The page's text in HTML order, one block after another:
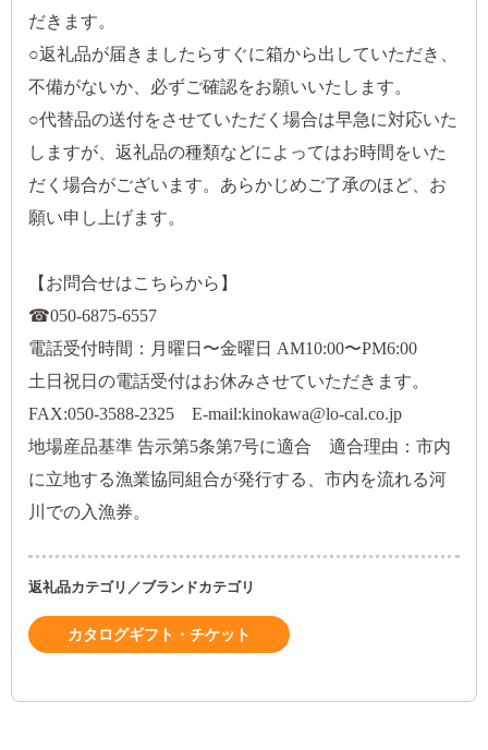
だきます。
○返礼品が届きましたらすぐに箱から出していただき、
不備がないか、必ずご確認をお願いいたします。
○代替品の送付をさせていただく場合は早急に対応いた
しますが、返礼品の種類などによってはお時間をいた
だく場合がございます。あらかじめご了承のほど、お
願い申し上げます。
【お問合せはこちらから】
☎050-6875-6557
電話受付時間：月曜日〜金曜日 AM10:00〜PM6:00
土日祝日の電話受付はお休みさせていただきます。
FAX:050-3588-2325 E-mail:kinokawa@lo-cal.co.jp
地場産品基準 告示第5条第7号に適合 適合理由：市内
に立地する漁業協同組合が発行する、市内を流れる河
川での入漁券。
返礼品カテゴリ／ブランドカテゴリ
カタログギフト・チケット